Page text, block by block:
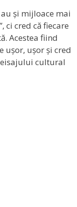
și mijloace mai
ci cred că fiecare
Acestea fiind
ușor, ușor și cred
cultural